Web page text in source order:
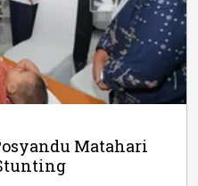
Matahari